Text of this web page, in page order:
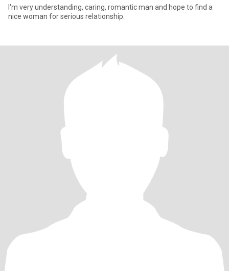
I'm very understanding, caring, romantic man and hope to find a
nice woman for serious relationship.